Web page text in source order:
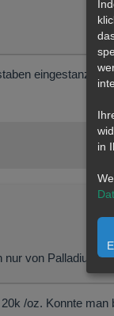
eingestanzt.
nur von Palladium,...
/oz. Konnte
in